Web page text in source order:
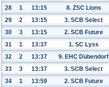
28
1 13:15 8. ZSC Lions
29
2 13:15 3. SCB Select
30
3 13:15 2. SCB Future
31
1 13:37 1. SC Lyss
32
2 13:37 9. EHC Dübendorf
33
3 13:37 3. SCB Select
34
1 13:59 2. SCB Future